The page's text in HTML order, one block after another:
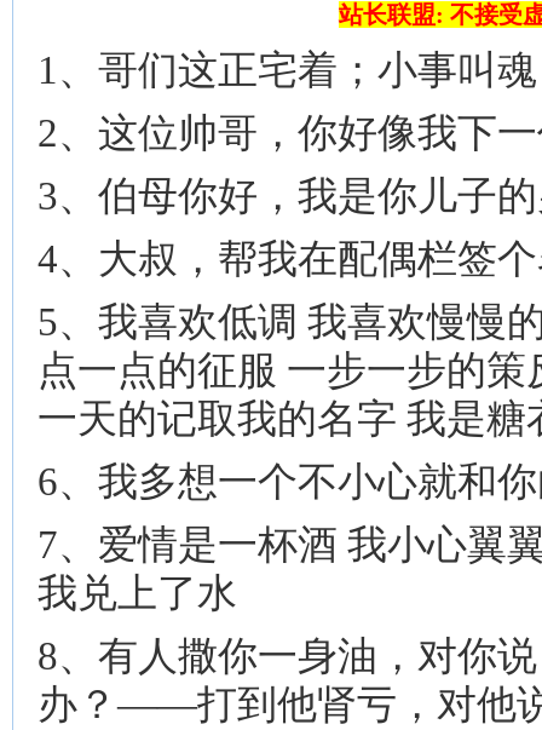
站长联盟: 不接受
1、哥们这正宅着；小事叫
2、这位帅哥，你好像我下
3、伯母你好，我是你儿子
4、大叔，帮我在配偶栏签
5、我喜欢低调 我喜欢慢慢
点一点的征服 一步一步的策
一天的记取我的名字 我是糖
6、我多想一个不小心就和
7、爱情是一杯酒 我小心翼
我兑上了水
8、有人撒你一身油，对你
办？——打到他肾亏，对他